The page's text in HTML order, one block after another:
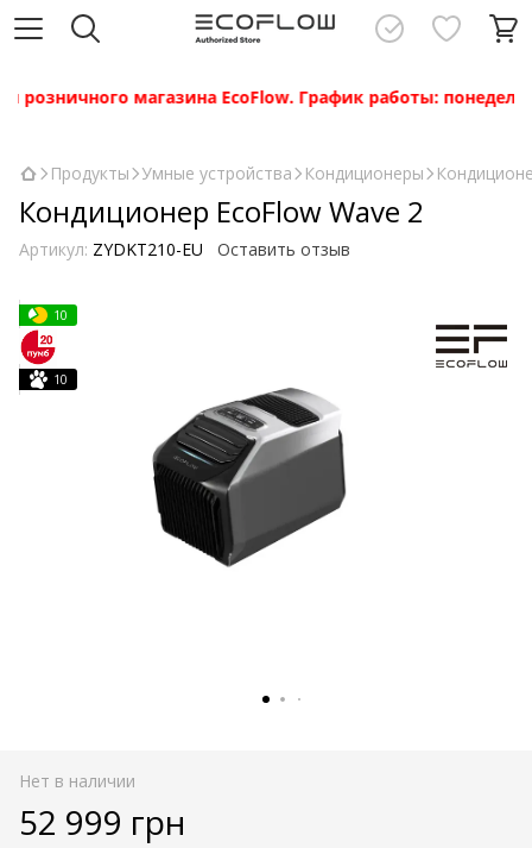
магазина EcoFlow. График работы:
Продукты Умные устройства Кондиционеры
Кондиционер EcoFlow Wave 2
Артикул: ZYDKT210-EU Оставить отзыв
10
10
Нет в наличии
52 999 грн